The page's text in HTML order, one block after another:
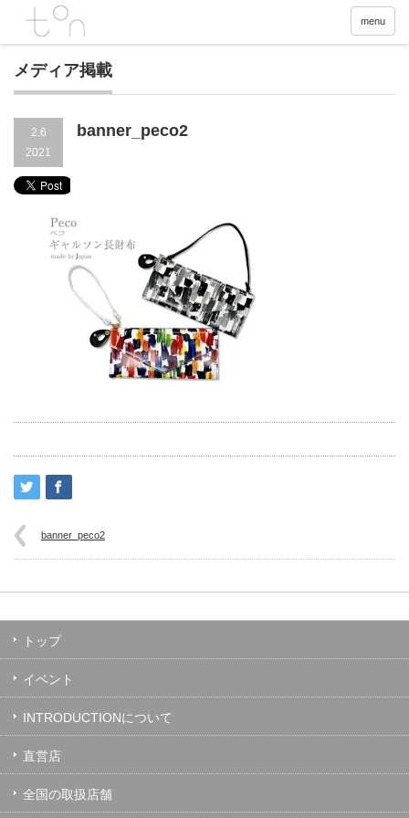
menu
メディア掲載
2.6
2021
banner_peco2
banner_peco2
トップ
イベント
INTRODUCTIONについて
直営店
全国の取扱店舗